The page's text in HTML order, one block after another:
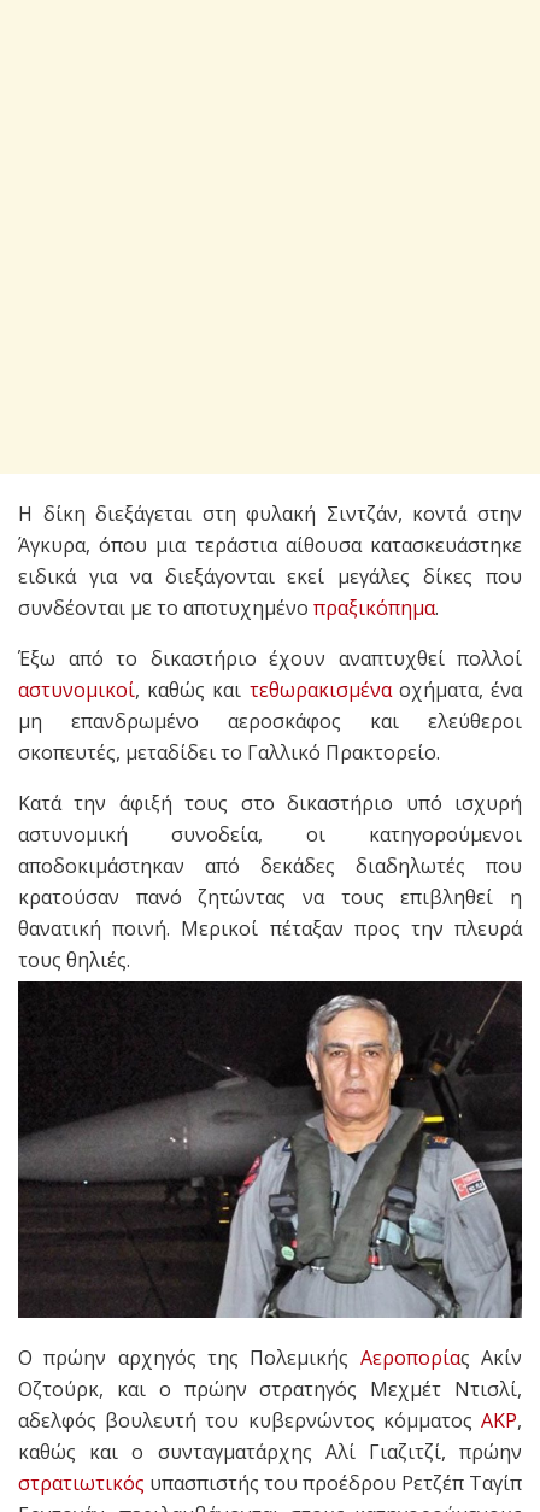
Η δίκη διεξάγεται στη φυλακή Σιντζάν, κοντά στην
Άγκυρα, όπου μια τεράστια αίθουσα κατασκευάστηκε
ειδικά για να διεξάγονται εκεί μεγάλες δίκες που
συνδέονται με το αποτυχημένο πραξικόπημα.
Έξω από το δικαστήριο έχουν αναπτυχθεί πολλοί
αστυνομικοί, καθώς και τεθωρακισμέναοχήματα, ένα
μη επανδρωμένο αεροσκάφος και ελεύθεροι
σκοπευτές, μεταδίδει το Γαλλικό Πρακτορείο.
Κατά την άφιξή τους στο δικαστήριο υπό ισχυρή
αστυνομική συνοδεία, οι κατηγορούμενοι
αποδοκιμάστηκαν από δεκάδες διαδηλωτές που
κρατούσαν πανό ζητώντας να τους επιβληθεί η
θανατική ποινή. Μερικοί πέταξαν προς την πλευρά
τους θηλιές.
Ο πρώην αρχηγός της Πολεμικής Αεροπορίας Ακίν
Οζτούρκ, και ο πρώην στρατηγός Μεχμέτ Ντισλί,
αδελφός βουλευτή του κυβερνώντος κόμματος AKP,
καθώς και ο συνταγματάρχης Αλί Γιαζιτζί, πρώην
στρατιωτικός υπασπιστής του προέδρου Ρετζέπ Ταγίπ